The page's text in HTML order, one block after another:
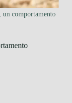
un comportamento